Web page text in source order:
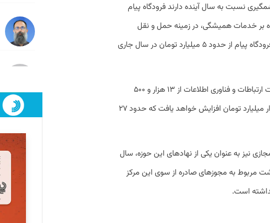
نسبت به سال آینده دارند فرودگاه پیام
بر خدمات همیشگی، در زمینه حمل و نقل
مسافری نیز فعال شده است. درآمدهای فرودگاه پیام از حدود ۵ میلیارد تومان در سال جاری
در مجموع درآمدهای زیرمجموعه‌های وزارت ارتباطات و فناوری اطلاعات از ۱۳ هزار و ۵۰۰
میلیارد تومان سال جاری به بیش از ۱۷ هزار میلیارد تومان افزایش خواهد یافت که حدود ۲۷
نیز به عنوان یکی از نهادهای این حوزه، سال
داشت مربوط به مجوزهای صادره از سوی این مرکز
است.